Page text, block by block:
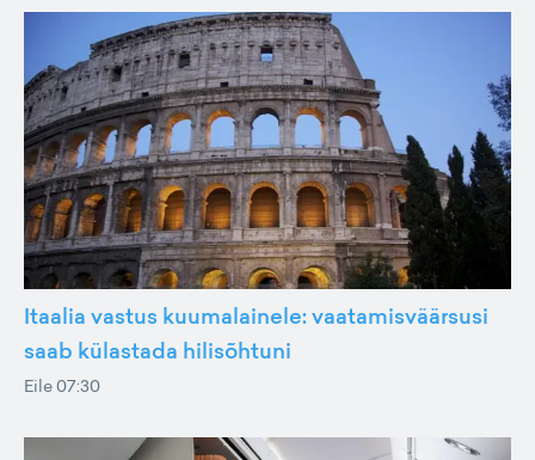
Itaalia vastus kuumalainele: vaatamisväärsusi
saab külastada hilisõhtuni
Eile 07:30